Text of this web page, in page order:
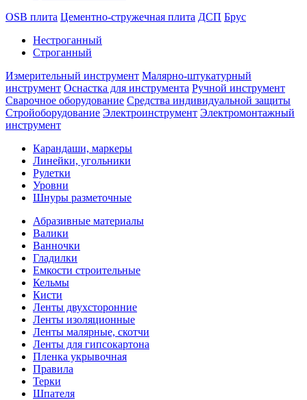
OSB плита Цементно-стружечная плита ДСП Брус
Нестроганный
Строганный
Измерительный инструмент Малярно-штукатурный
инструмент Оснастка для инструмента Ручной инструмент
Сварочное оборудование Средства индивидуальной защиты
Стройоборудование Электроинструмент Электромонтажный
инструмент
Карандаши, маркеры
Линейки, угольники
Рулетки
Уровни
Шнуры разметочные
Абразивные материалы
Валики
Ванночки
Гладилки
Емкости строительные
Кельмы
Кисти
Ленты двухсторонние
Ленты изоляционные
Ленты малярные, скотчи
Ленты для гипсокартона
Пленка укрывочная
Правила
Терки
Шпателя